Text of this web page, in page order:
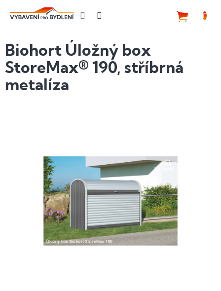
Biohort Úložný box
StoreMax® 190, stříbrná
metalíza